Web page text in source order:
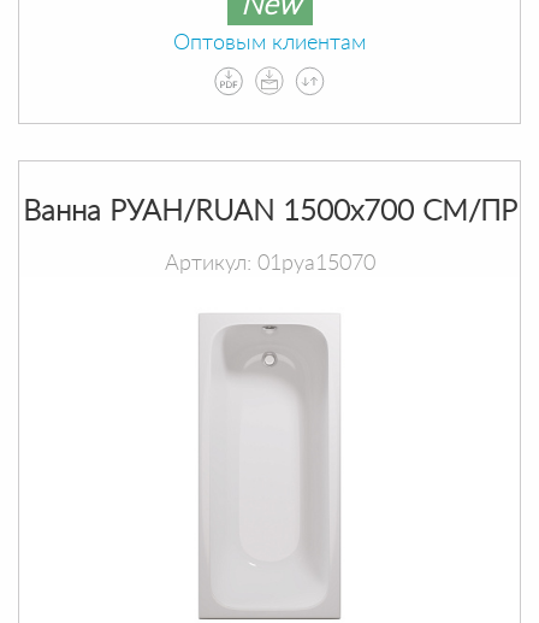
New
Оптовым клиентам
Ванна РУАН/RUAN 1500х700 СМ/ПР
Артикул: 01руа15070